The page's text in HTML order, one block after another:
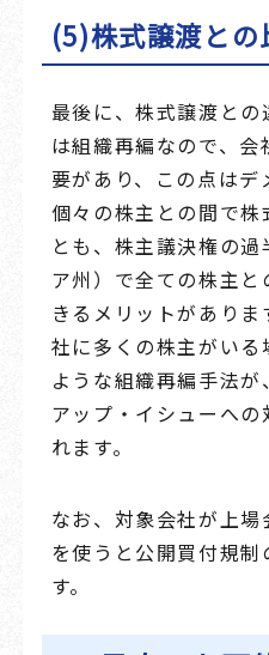
(5)株式譲渡との
最後に、株式譲渡と
は組織再編なので、
要があり、この点はデ
個々の株主との間で
とも、株主議決権の
ア州）で全ての株主
きるメリットがあり
社に多くの株主がい
ような組織再編手法
アップ・イシューへ
れます。
なお、対象会社が上
を使うと公開買付規
す。